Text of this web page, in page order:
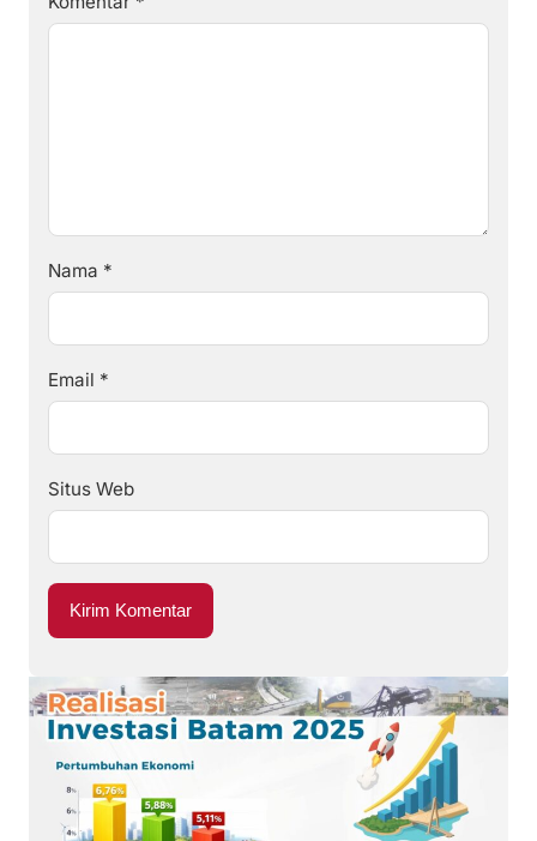
Nama *
Email *
Situs Web